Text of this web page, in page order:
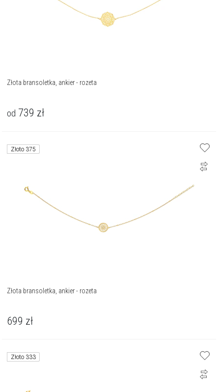
Złota bransoletka, ankier - rozeta
od 739 zł
Złoto 375
Złota bransoletka, ankier - rozeta
699 zł
Złoto 333